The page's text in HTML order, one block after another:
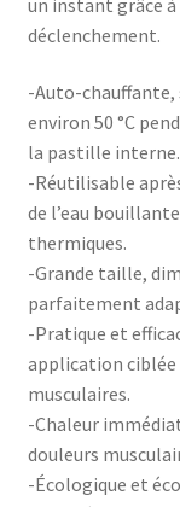
déclenchement.
-Auto-chauffante,
environ 50 °C
la pastille interne.
-Réutilisable
de l’eau
thermiques.
-Grande taille,
parfaitement
-Pratique et
application ciblée
musculaires.
-Chaleur
douleurs
-Écologique et